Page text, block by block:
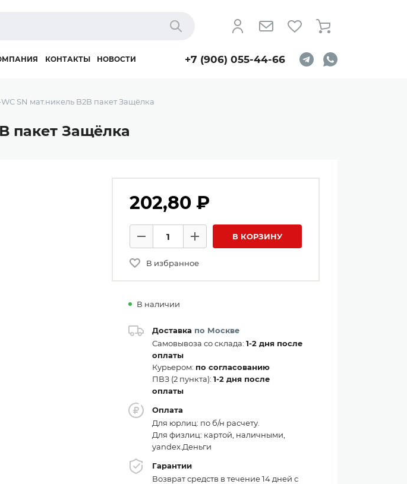
Найти
КОНТАКТЫ НОВОСТИ +7 (906) 055-44-66
SN мат.никель B2B пакет Защёлка
пакет Защёлка
202,80 ₽
Количество товаров
Минус
Плюс В КОРЗИНУ
В избранное
В наличии
Доставка по Москве
Самовывоза со склада: 1-2 дня после
оплаты
Курьером: по согласованию
ПВЗ (2 пункта): 1-2 дня после
оплаты
Оплата
Для юрлиц: по б/н расчету.
Для физлиц: картой, наличными,
yandex.Деньги
Гарантии
Возврат средств в течение 14 дней с